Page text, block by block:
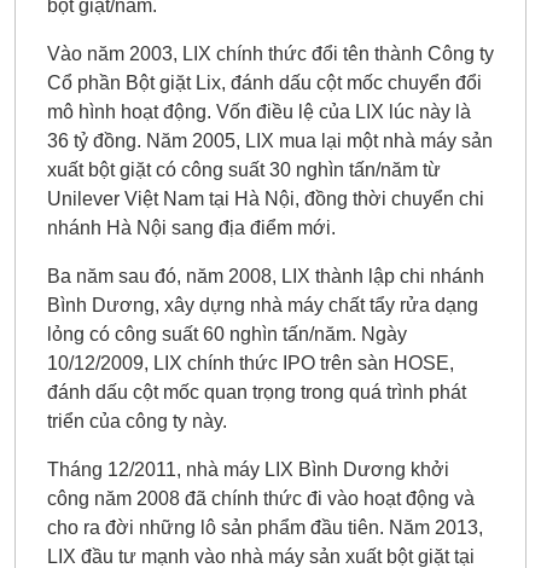
bột giặt/năm.
Vào năm 2003, LIX chính thức đổi tên thành Công ty
Cổ phần Bột giặt Lix, đánh dấu cột mốc chuyển đổi
mô hình hoạt động. Vốn điều lệ của LIX lúc này là
36 tỷ đồng. Năm 2005, LIX mua lại một nhà máy sản
xuất bột giặt có công suất 30 nghìn tấn/năm từ
Unilever Việt Nam tại Hà Nội, đồng thời chuyển chi
nhánh Hà Nội sang địa điểm mới.
Ba năm sau đó, năm 2008, LIX thành lập chi nhánh
Bình Dương, xây dựng nhà máy chất tẩy rửa dạng
lỏng có công suất 60 nghìn tấn/năm. Ngày
10/12/2009, LIX chính thức IPO trên sàn HOSE,
đánh dấu cột mốc quan trọng trong quá trình phát
triển của công ty này.
Tháng 12/2011, nhà máy LIX Bình Dương khởi
công năm 2008 đã chính thức đi vào hoạt động và
cho ra đời những lô sản phẩm đầu tiên. Năm 2013,
LIX đầu tư mạnh vào nhà máy sản xuất bột giặt tại